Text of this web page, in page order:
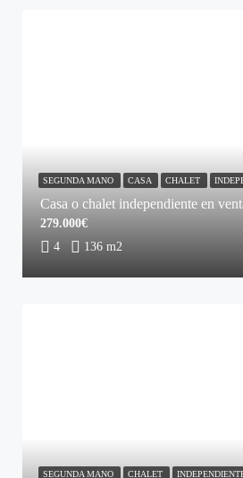
4 136 m2
279.000€
SEGUNDA MANO CASA CHALET
SEGUNDA MANO CHALET